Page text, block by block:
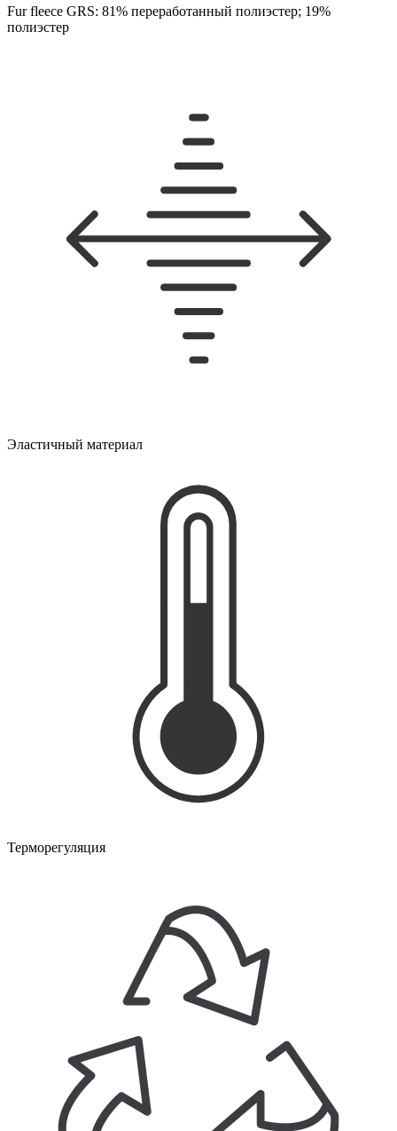
Fur fleece GRS: 81% переработанный полиэстер; 19%
полиэстер
Эластичный материал
Терморегуляция